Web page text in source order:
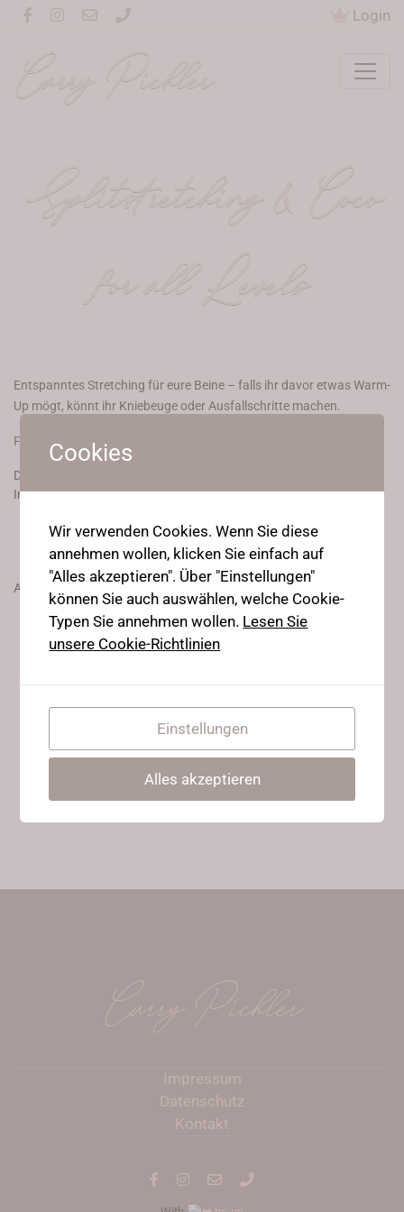
Login
Carry Pichler
Splitstretching & Coco
for all Levels
Entspanntes Stretching für eure Beine – falls ihr davor etwas Warm-
Up mögt, könnt ihr Kniebeuge oder Ausfallschritte machen.
Für Jeden, der Frontsplits als Ziel hat!
Dieser Inhalt ist nur für Stretching Beginners, Stretching
Intermediates, und Strong flexy Ninjas Mitglieder.
Join Now
Already a member?
Hier einloggen
Carry Pichler
Impressum
Datenschutz
Kontakt
Cookies
Wir verwenden Cookies. Wenn Sie diese
annehmen wollen, klicken Sie einfach auf
"Alles akzeptieren". Über "Einstellungen"
können Sie auch auswählen, welche Cookie-
Typen Sie annehmen wollen. Lesen Sie
unsere Cookie-Richtlinien
Einstellungen
Alles akzeptieren